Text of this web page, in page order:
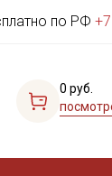
по РФ
0 руб.